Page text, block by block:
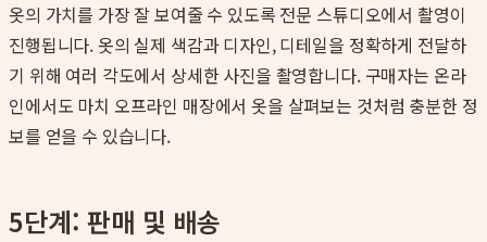
옷의 가치를 가장 잘 보여줄 수 있도록 전문 스튜디오에서 촬영이
진행됩니다. 옷의 실제 색감과 디자인, 디테일을 정확하게 전달하
기 위해 여러 각도에서 상세한 사진을 촬영합니다. 구매자는 온라
인에서도 마치 오프라인 매장에서 옷을 살펴보는 것처럼 충분한 정
보를 얻을 수 있습니다.
5단계: 판매 및 배송